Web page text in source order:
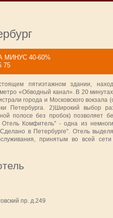
40-60%
75
пятиэтажном здании,
«Обводный канал». В 20
города и Московского вокзала
Петербурга. 2)Широкий выбор
полосе без пробок) позволяет
Комфитель" - одна из
в Петербурге". Отель
принятым во всей
пр. д.249